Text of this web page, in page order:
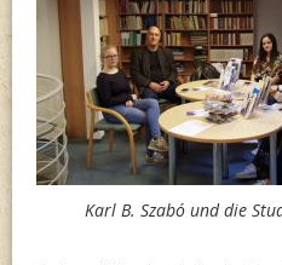
Karl B. Szabó und die